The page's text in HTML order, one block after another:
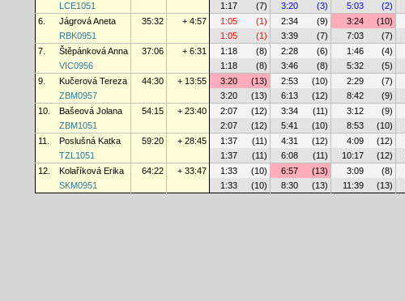
LCE1051
1:17 (7) 3:20 (3) 5:03 (2)
6.
Jágrová Aneta 35:32 + 4:57 1:05 (1) 2:34 (9) 3:24 (10)
RBK0951
1:05 (1) 3:39 (7) 7:03 (7)
7.
Štěpánková Anna 37:06 + 6:31 1:18 (8) 2:28 (6) 1:46 (4)
VIC0956
1:18 (8) 3:46 (8) 5:32 (5)
9.
Kučerová Tereza 44:30 + 13:55 3:20 (13) 2:53 (10) 2:29 (7)
ZBM0957
3:20 (13) 6:13 (12) 8:42 (9)
10.
Bašeová Jolana 54:15 + 23:40 2:07 (12) 3:34 (11) 3:12 (9)
ZBM1051
2:07 (12) 5:41 (10) 8:53 (10)
11.
Poslušná Katka 59:20 + 28:45 1:37 (11) 4:31 (12) 4:09 (12)
TZL1051
1:37 (11) 6:08 (11) 10:17 (12)
12.
Kolaříková Erika 64:22 + 33:47 1:33 (10) 6:57 (13) 3:09 (8)
SKM0951
1:33 (10) 8:30 (13) 11:39 (13)